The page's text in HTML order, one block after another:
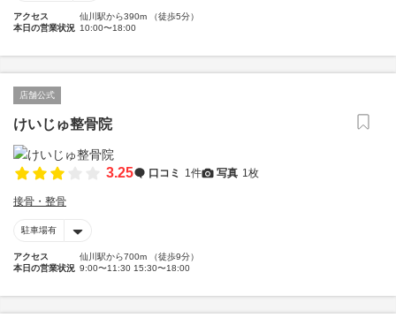
アクセス
仙川駅から390m （徒歩5分）
本日の営業状況 10:00〜18:00
店舗公式
けいじゅ整骨院
3.25 口コミ 1件 写真 1枚
接骨・整骨
駐車場有
アクセス
仙川駅から700m （徒歩9分）
本日の営業状況 9:00〜11:30 15:30〜18:00